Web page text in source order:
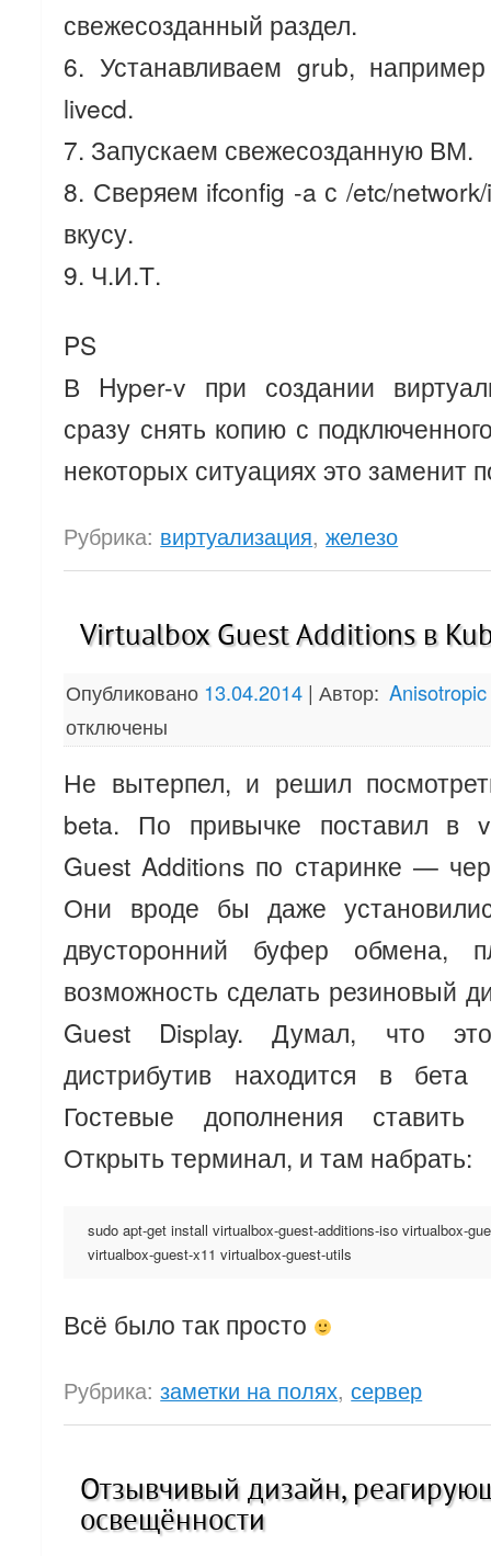
свежесозданный раздел.
6. Устанавливаем grub,
livecd.
7. Запускаем свежесозданную ВМ.
8. Сверяем ifconfig -a с /etc/
вкусу.
9. Ч.И.Т.
PS
В Hyper-v при создании
сразу снять копию с
некоторых ситуациях это заменит
Рубрика: виртуализация,железо
Virtualbox Guest Additions в
Опубликовано 13.04.2014 |Автор: Anisotropic
отключены
Не вытерпел, и решил
beta. По привычке поставил в
Guest Additions по старинке —
Они вроде бы даже
двусторонний буфер обмена,
возможность сделать резиновый
Guest Display. Думал, что
дистрибутив находится в
Гостевые дополнения ставить
Открыть терминал, и там набрать:
sudo apt-get install virtualbox-guest-additions-iso virtualbox-
virtualbox-guest-x11 virtualbox-guest-utils
Всё было так просто
Рубрика: заметки на полях,сервер
Отзывчивый дизайн,
освещённости